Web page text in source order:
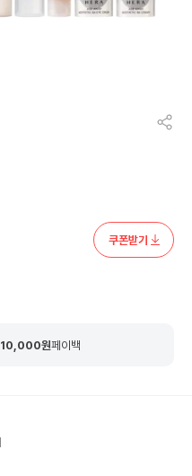
쿠폰받기
10,000원페이백